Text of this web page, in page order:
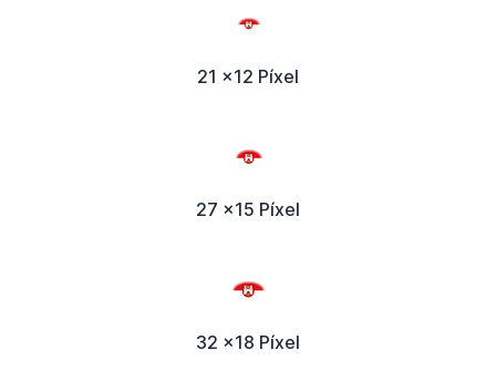
21 x12 Píxel
27 x15 Píxel
32 x18 Píxel